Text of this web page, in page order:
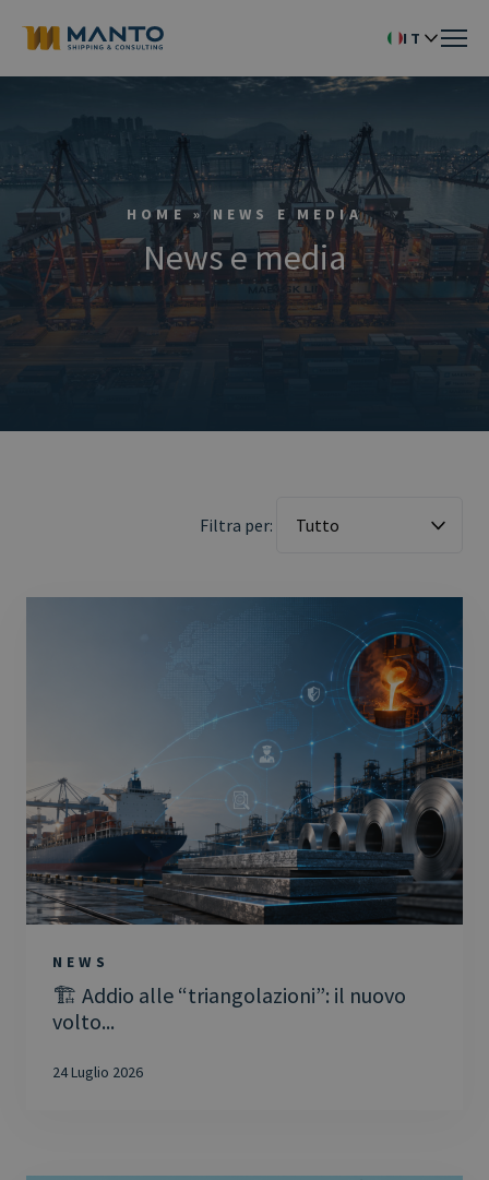
IT
HOME» NEWS E MEDIA
News e media
Filtra per:
NEWS
🏗️ Addio alle “triangolazioni”: il nuovo
volto...
24 Luglio 2026